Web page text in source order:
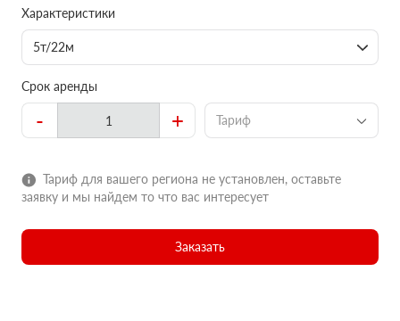
Характеристики
5т/22м
Срок аренды
- + Тариф
Тариф для вашего региона не установлен, оставьте
заявку и мы найдем то что вас интересует
Заказать